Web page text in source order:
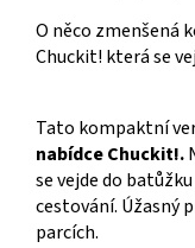
O něco zmenšená
Chuckit! která se
Tato kompaktní
nabídce Chuckit!.
se vejde do
cestování. Úžasný
parcích.